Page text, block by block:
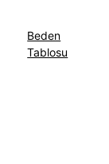
Beden
Tablosu